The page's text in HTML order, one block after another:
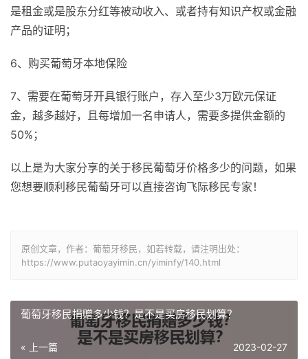
是租金或是股东分红等被动收入、或者持有知识产权或金融
产品的证明；
6、购买葡萄牙本地保险
7、需要在葡萄牙开具银行账户，存入至少3万欧元保证
金，越多越好，且每增加一名申请人，需要多提供金额的
50%；
以上是为大家分享的关于移民葡萄牙价格多少的问题，如果
您想要顺利移民葡萄牙可以直接咨询飞际移民专家！
原创文章，作者：葡萄牙移民，如若转载，请注明出处：
https://www.putaoyayimin.cn/yiminfy/140.html
葡萄牙移民捐赠多少钱？是不是买房移民划算？
« 上一篇 2023-02-27